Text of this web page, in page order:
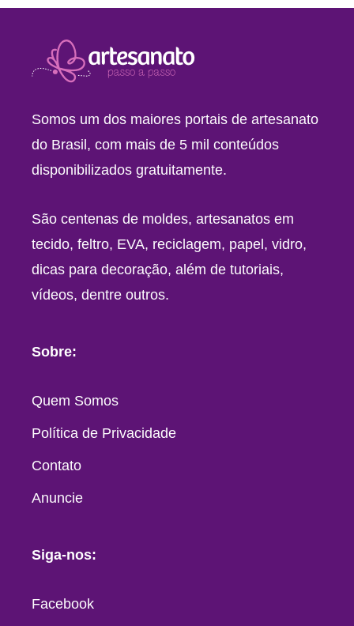
Somos um dos maiores portais de artesanato
do Brasil, com mais de 5 mil conteúdos
disponibilizados gratuitamente.
São centenas de moldes, artesanatos em
tecido, feltro, EVA, reciclagem, papel, vidro,
dicas para decoração, além de tutoriais,
vídeos, dentre outros.
Sobre:
Quem Somos
Política de Privacidade
Contato
Anuncie
Siga-nos:
Facebook